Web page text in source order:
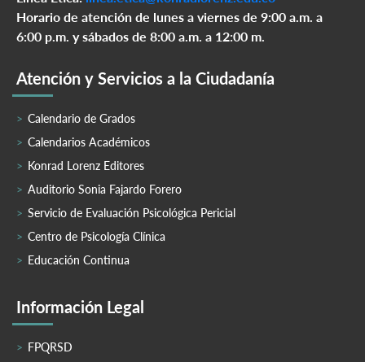
Horario de atención de lunes a viernes de 9:00 a.m. a
6:00 p.m. y sábados de 8:00 a.m. a 12:00 m.
Atención y Servicios a la Ciudadanía
Calendario de Grados
Calendarios Académicos
Konrad Lorenz Editores
Auditorio Sonia Fajardo Forero
Servicio de Evaluación Psicológica Pericial
Centro de Psicología Clínica
Educación Continua
Información Legal
FPQRSD